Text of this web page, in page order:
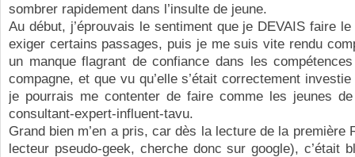
sombrer rapidement dans l’insulte de jeune.
Au début, j’éprouvais le sentiment que je DEVAIS faire
exiger certains passages, puis je me suis vite rendu
un manque flagrant de confiance dans les
compagne, et que vu qu’elle s’était correctement
je pourrais me contenter de faire comme les jeunes
consultant-expert-influent-tavu.
Grand bien m’en a pris, car dès la lecture de la première
lecteur pseudo-geek, cherche donc sur google), c’était